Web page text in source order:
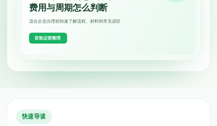
快速导读